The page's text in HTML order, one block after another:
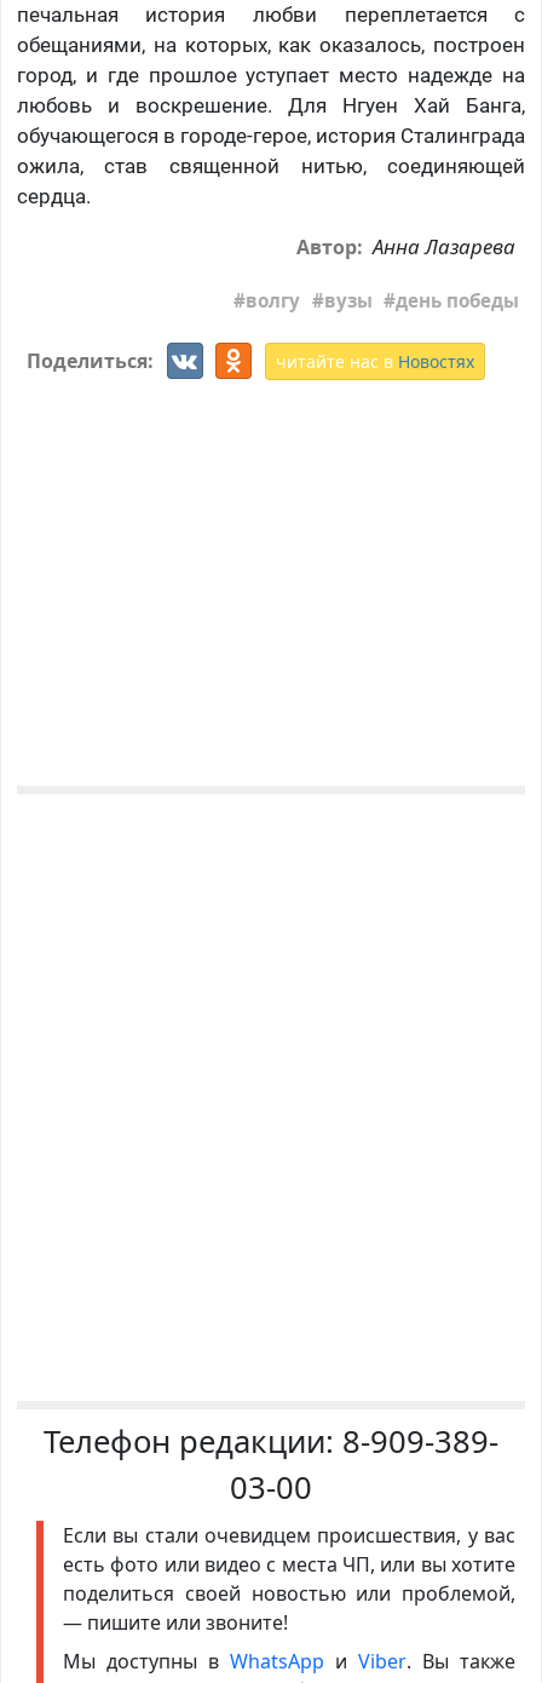
печальная история любви переплетается с
обещаниями, на которых, как оказалось, построен
город, и где прошлое уступает место надежде на
любовь и воскрешение. Для Нгуен Хай Банга,
обучающегося в городе-герое, история Сталинграда
ожила, став священной нитью, соединяющей
сердца.
Автор: Анна Лазарева
волгу вузы день победы
Поделиться: читайте нас в Новостях
Телефон редакции: 8-909-389-
03-00
Если вы стали очевидцем происшествия, у вас
есть фото или видео с места ЧП, или вы хотите
поделиться своей новостью или проблемой,
— пишите или звоните!
Мы доступны в WhatsApp иViber. Вы также